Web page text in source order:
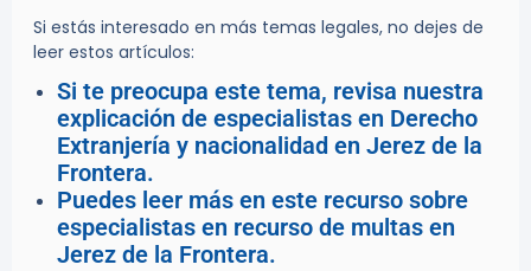
Si estás interesado en más temas legales, no dejes de
leer estos artículos:
Si te preocupa este tema, revisa nuestra
explicación de especialistas en Derecho
Extranjería y nacionalidad en Jerez de la
Frontera.
Puedes leer más en este recurso sobre
especialistas en recurso de multas en
Jerez de la Frontera.